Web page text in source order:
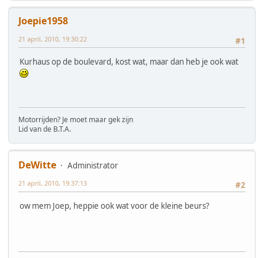
Joepie1958
#1
21 april, 2010, 19:30:22
Kurhaus op de boulevard, kost wat, maar dan heb je ook wat
Motorrijden? Je moet maar gek zijn
Lid van de B.T.A.
DeWitte
Administrator
#2
21 april, 2010, 19:37:13
ow mem Joep, heppie ook wat voor de kleine beurs?